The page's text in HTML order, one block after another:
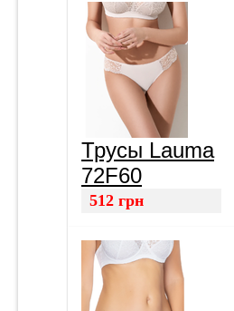
Трусы Lauma
72F60
512 грн